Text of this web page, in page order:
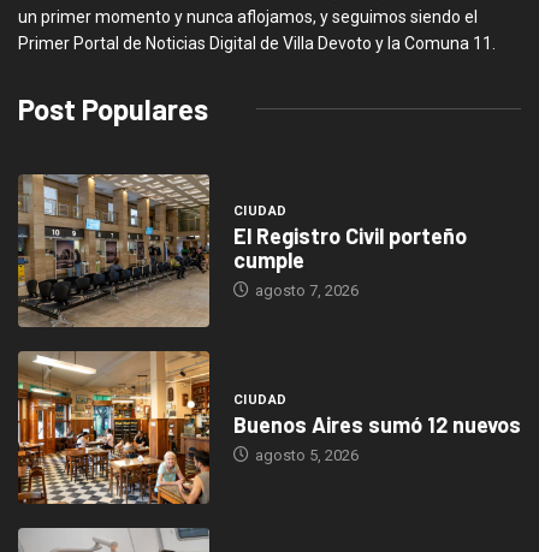
un primer momento y nunca aflojamos, y seguimos siendo el
Primer Portal de Noticias Digital de Villa Devoto y la Comuna 11.
Post Populares
CIUDAD
El Registro Civil porteño
cumple
agosto 7, 2026
CIUDAD
Buenos Aires sumó 12 nuevos
agosto 5, 2026